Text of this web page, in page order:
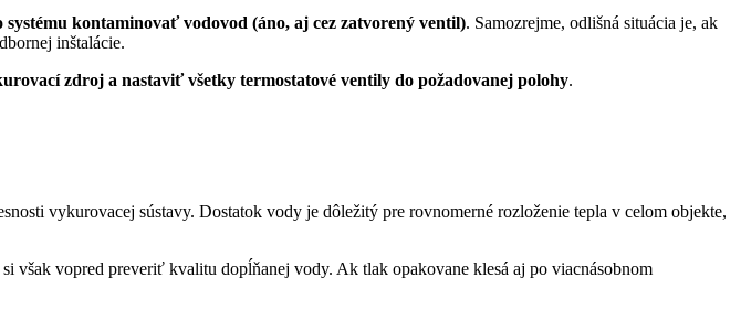
kontaminovať vodovod (áno, aj cez zatvorený ventil). Samozrejme, odlišná situácia je, ak
inštalácie.
zdroj a nastaviť všetky termostatové ventily do požadovanej polohy.
vykurovacej sústavy. Dostatok vody je dôležitý pre rovnomerné rozloženie tepla v celom objekte,
však vopred preveriť kvalitu dopĺňanej vody. Ak tlak opakovane klesá aj po viacnásobnom